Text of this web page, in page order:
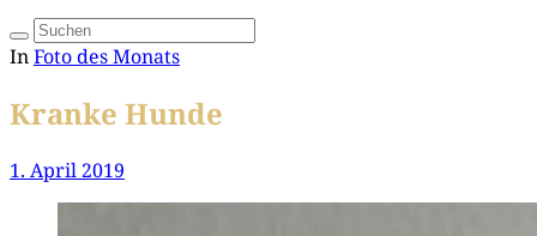
InFoto des Monats
Kranke Hunde
1. April 2019